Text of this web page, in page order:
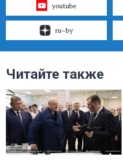
youtube
ru–by
Читайте также